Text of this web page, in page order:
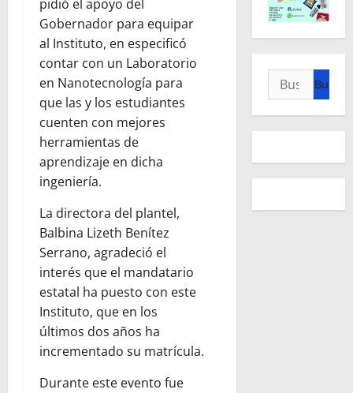
pidió el apoyo del
Gobernador para equipar
al Instituto, en especificó
contar con un Laboratorio
en Nanotecnología para
que las y los estudiantes
cuenten con mejores
herramientas de
aprendizaje en dicha
ingeniería.
La directora del plantel,
Balbina Lizeth Benítez
Serrano, agradeció el
interés que el mandatario
estatal ha puesto con este
Instituto, que en los
últimos dos años ha
incrementado su matrícula.
Durante este evento fue
Buscar: